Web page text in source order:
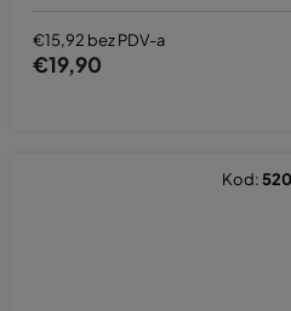
€15,92 bez PDV-a
€19,90
Kod: